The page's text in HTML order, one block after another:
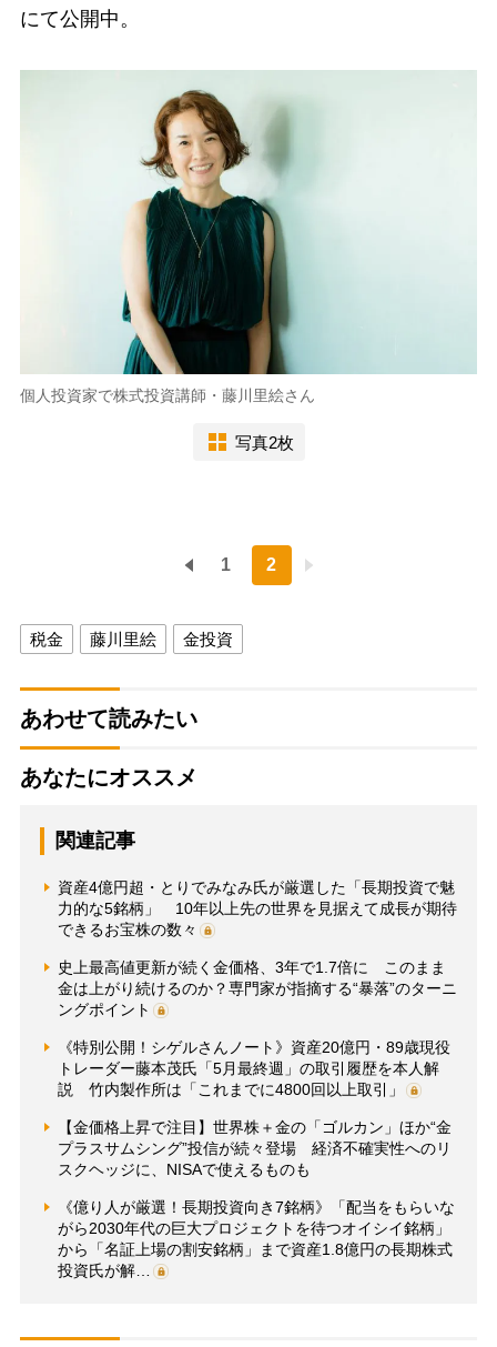
にて公開中。
個人投資家で株式投資講師・藤川里絵さん
写真2枚
1 2
税金 藤川里絵 金投資
あわせて読みたい
あなたにオススメ
関連記事
資産4億円超・とりでみなみ氏が厳選した「長期投資で魅
力的な5銘柄」 10年以上先の世界を見据えて成長が期待
できるお宝株の数々
史上最高値更新が続く金価格、3年で1.7倍に このまま
金は上がり続けるのか？専門家が指摘する“暴落”のターニ
ングポイント
《特別公開！シゲルさんノート》資産20億円・89歳現役
トレーダー藤本茂氏「5月最終週」の取引履歴を本人解
説 竹内製作所は「これまでに4800回以上取引」
【金価格上昇で注目】世界株＋金の「ゴルカン」ほか“金
プラスサムシング”投信が続々登場 経済不確実性へのリ
スクヘッジに、NISAで使えるものも
《億り人が厳選！長期投資向き7銘柄》「配当をもらいな
がら2030年代の巨大プロジェクトを待つオイシイ銘柄」
から「名証上場の割安銘柄」まで資産1.8億円の長期株式
投資氏が解…